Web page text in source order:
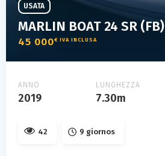
MARLIN BOAT 24 SR (FB)
45 000€ IVA INCLUSA
USATA
ANNO
2019
LUNGHEZZA
7.30m
42 9 giornos